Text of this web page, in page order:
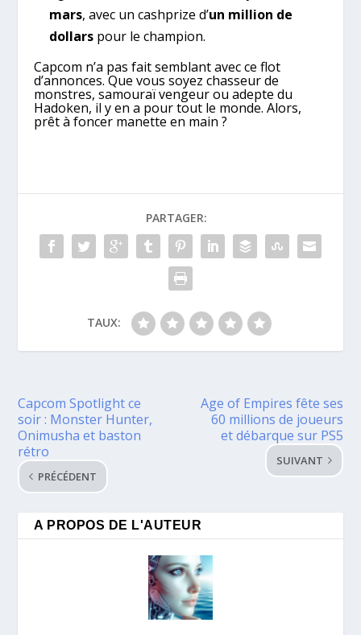
mars, avec un cashprize d’un million de
dollarspour le champion.
Capcom n’a pas fait semblant avec ce flot
d’annonces. Que vous soyez chasseur de
monstres, samouraï vengeur ou adepte du
Hadoken, il y en a pour tout le monde. Alors,
prêt à foncer manette en main ?
PARTAGER:
TAUX:
Capcom Spotlight ce
soir : Monster Hunter,
Onimusha et baston
rétro
PRÉCÉDENT
Age of Empires fête ses
60 millions de joueurs
et débarque sur PS5
SUIVANT
A PROPOS DE L'AUTEUR